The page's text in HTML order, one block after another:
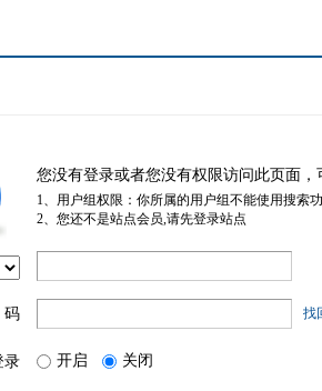
您没有登录或者您没有权限访问此页面
1、用户组权限：你所属的用户组不能使用搜索
2、您还不是站点会员,请先登录站点
找
录 开启 关闭